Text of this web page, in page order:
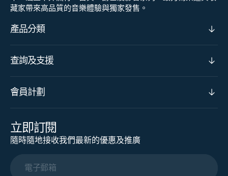
藏家帶來高品質的音樂體驗與獨家發售。
產品分類
查詢及支援
會員計劃
立即訂閱
隨時隨地接收我們最新的優惠及推廣
電子郵箱